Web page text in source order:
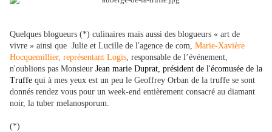
Quelques blogueurs (*) culinaires mais aussi des blogueurs « art de
vivre » ainsi que Julie et Lucille de l'agence de com, Marie-Xavière
Hocquemillier, représentant Logis, responsable de l’événement,
n'oublions pas Monsieur Jean marie Duprat, président de l'écomusée de la
Truffe qui à mes yeux est un peu le Geoffrey Orban de la truffe se sont
donnés rendez vous pour un week-end entièrement consacré au diamant
noir, la tuber melanosporum.
(*)